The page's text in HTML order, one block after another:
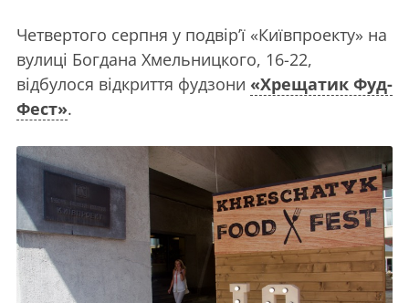
Четвертого серпня у подвір’ї «Київпроекту» на
вулиці Богдана Хмельницкого, 16-22,
відбулося відкриття фудзони «Хрещатик Фуд-
Фест».